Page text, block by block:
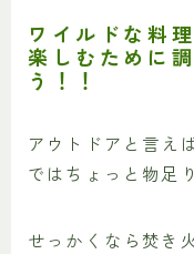
ワイルドな料
楽しむために
う！！
アウトドアと言え
ではちょっと物足
せっかくなら焚き